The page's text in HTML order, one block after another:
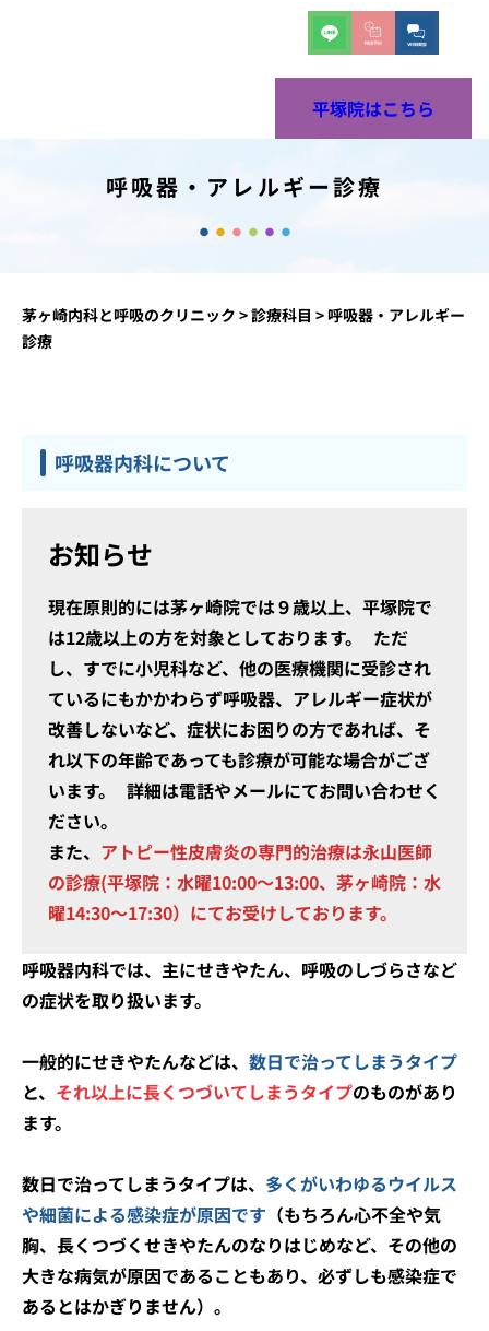
平塚院はこちら
呼吸器・アレルギー診療
茅ヶ崎内科と呼吸のクリニック >診療科目 >呼吸器・アレルギー
診療
呼吸器内科について
お知らせ
現在原則的には茅ヶ崎院では９歳以上、平塚院で
は12歳以上の方を対象としております。 ただ
し、すでに小児科など、他の医療機関に受診され
ているにもかかわらず呼吸器、アレルギー症状が
改善しないなど、症状にお困りの方であれば、そ
れ以下の年齢であっても診療が可能な場合がござ
います。 詳細は電話やメールにてお問い合わせく
ださい。
また、 アトピー性皮膚炎の専門的治療は永山医師
の診療(平塚院：水曜10:00～13:00、茅ヶ崎院：水
曜14:30～17:30）にてお受けしております。
呼吸器内科では、主にせきやたん、呼吸のしづらさなど
の症状を取り扱います。
一般的にせきやたんなどは、 数日で治ってしまうタイプ
と、 それ以上に長くつづいてしまうタイプのものがあり
ます。
数日で治ってしまうタイプは、 多くがいわゆるウイルス
や細菌による感染症が原因です （もちろん心不全や気
胸、長くつづくせきやたんのなりはじめなど、その他の
大きな病気が原因であることもあり、必ずしも感染症で
あるとはかぎりません）。